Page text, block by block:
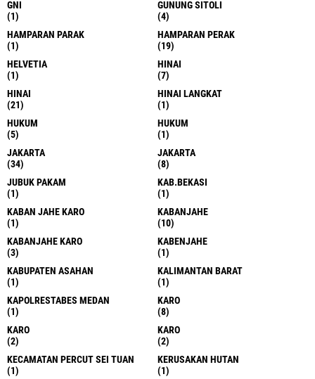
GNI
(1)
GUNUNG SITOLI
(4)
HAMPARAN PARAK
(1)
HAMPARAN PERAK
(19)
HELVETIA
(1)
HINAI
(7)
HINAI
(21)
HINAI LANGKAT
(1)
HUKUM
(5)
HUKUM
(1)
JAKARTA
(34)
JAKARTA
(8)
JUBUK PAKAM
(1)
KAB.BEKASI
(1)
KABAN JAHE KARO
(1)
KABANJAHE
(10)
KABANJAHE KARO
(3)
KABENJAHE
(1)
KABUPATEN ASAHAN
(1)
KALIMANTAN BARAT
(1)
KAPOLRESTABES MEDAN
(1)
KARO
(8)
KARO
(2)
KARO
(2)
KECAMATAN PERCUT SEI TUAN
(1)
KERUSAKAN HUTAN
(1)